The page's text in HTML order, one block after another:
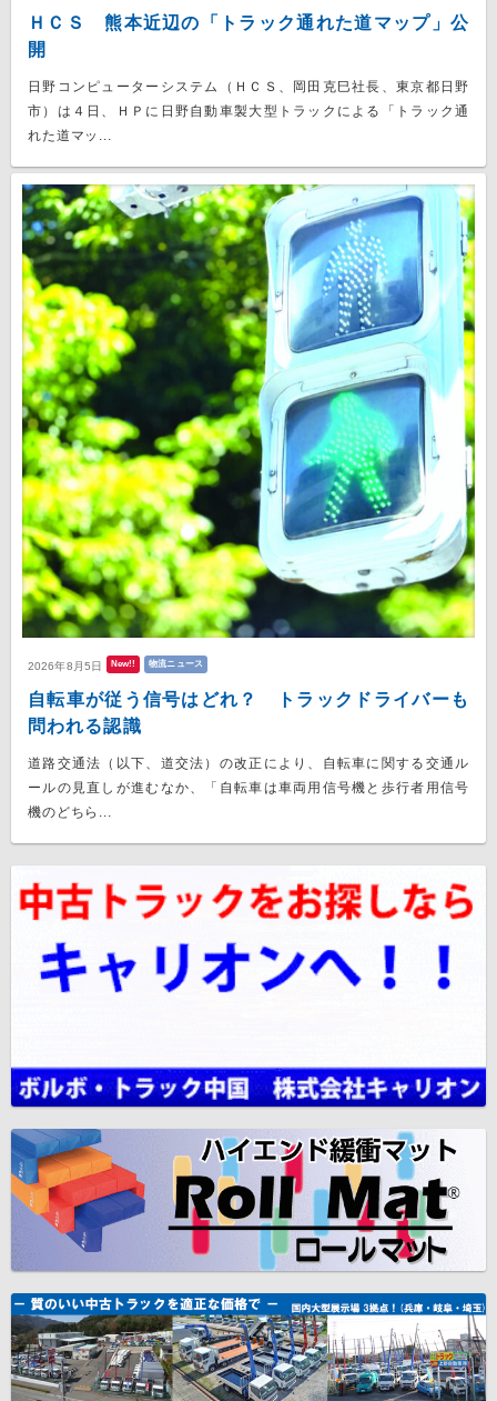
ＨＣＳ 熊本近辺の「トラック通れた道マップ」公
開
日野コンピューターシステム（ＨＣＳ、岡田克巳社長、東京都日野
市）は４日、ＨＰに日野自動車製大型トラックによる「トラック通
れた道マッ...
2026年8月5日 New!! 物流ニュース
自転車が従う信号はどれ？ トラックドライバーも
問われる認識
道路交通法（以下、道交法）の改正により、自転車に関する交通ル
ールの見直しが進むなか、「自転車は車両用信号機と歩行者用信号
機のどちら...